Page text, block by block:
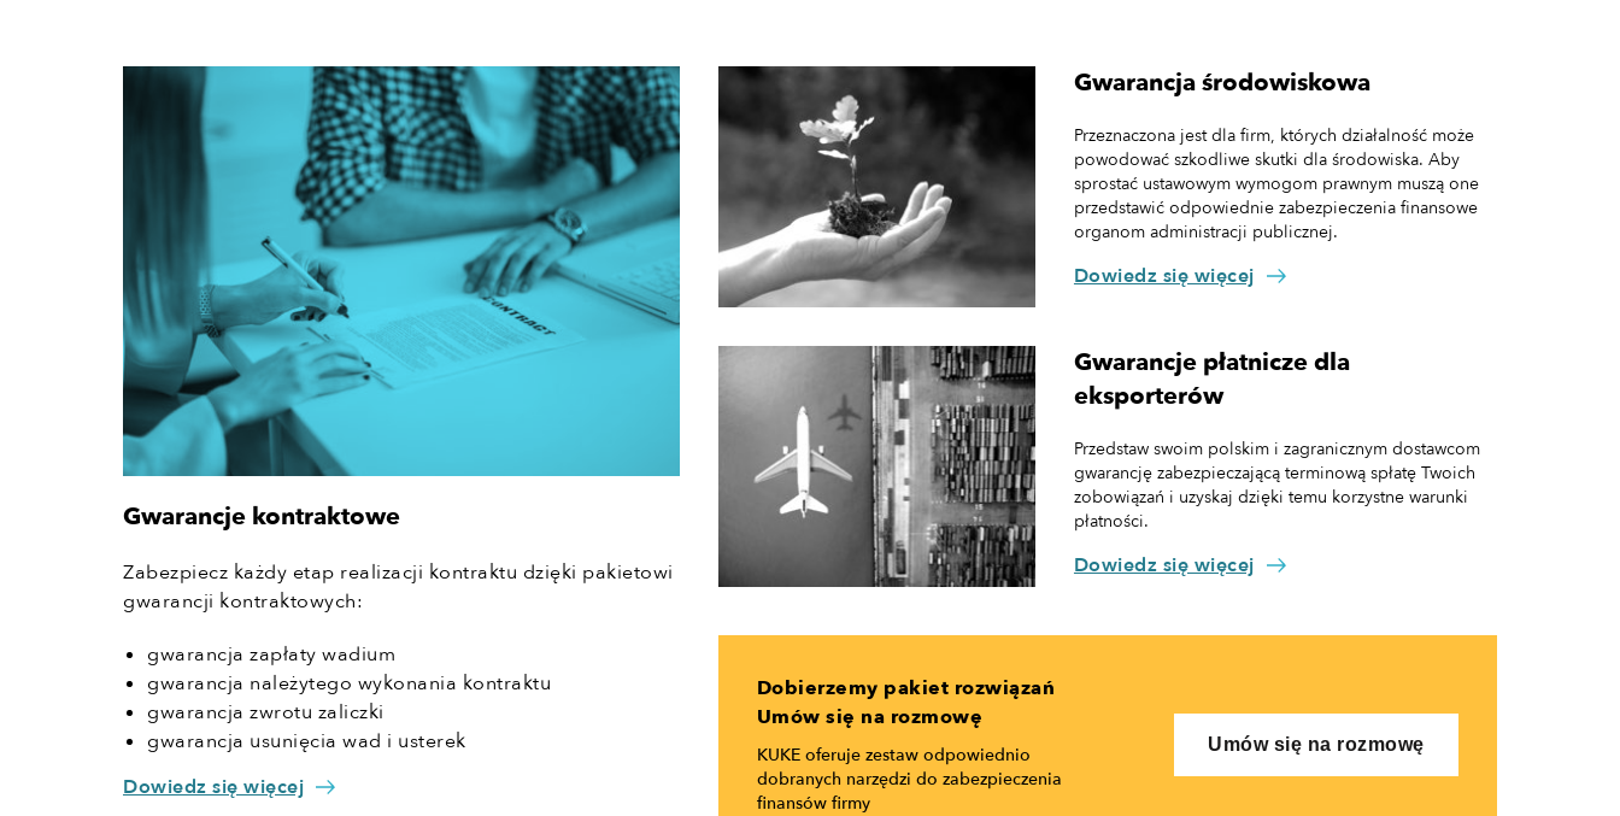
Gwarancje kontraktowe
Zabezpiecz każdy etap realizacji kontraktu dzięki pakietowi
gwarancji kontraktowych:
gwarancja zapłaty wadium
gwarancja należytego wykonania kontraktu
gwarancja zwrotu zaliczki
gwarancja usunięcia wad i usterek
Dowiedz się więcej
Gwarancja środowiskowa
Przeznaczona jest dla firm, których działalność może
powodować szkodliwe skutki dla środowiska. Aby
sprostać ustawowym wymogom prawnym muszą one
przedstawić odpowiednie zabezpieczenia finansowe
organom administracji publicznej.
Dowiedz się więcej
Gwarancje płatnicze dla
eksporterów
Przedstaw swoim polskim i zagranicznym dostawcom
gwarancję zabezpieczającą terminową spłatę Twoich
zobowiązań i uzyskaj dzięki temu korzystne warunki
płatności.
Dowiedz się więcej
Dobierzemy pakiet rozwiązań
Umów się na rozmowę
KUKE oferuje zestaw odpowiednio
dobranych narzędzi do zabezpieczenia
finansów firmy
Umów się na rozmowę